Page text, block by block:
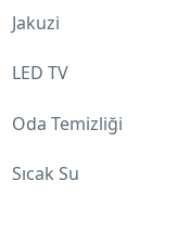
Jakuzi
LED TV
Oda Temizliği
Sıcak Su